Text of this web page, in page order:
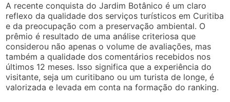
A recente conquista do Jardim Botânico é um claro
reflexo da qualidade dos serviços turísticos em Curitiba
e da preocupação com a preservação ambiental. O
prêmio é resultado de uma análise criteriosa que
considerou não apenas o volume de avaliações, mas
também a qualidade dos comentários recebidos nos
últimos 12 meses. Isso significa que a experiência do
visitante, seja um curitibano ou um turista de longe, é
valorizada e levada em conta na formação do ranking.